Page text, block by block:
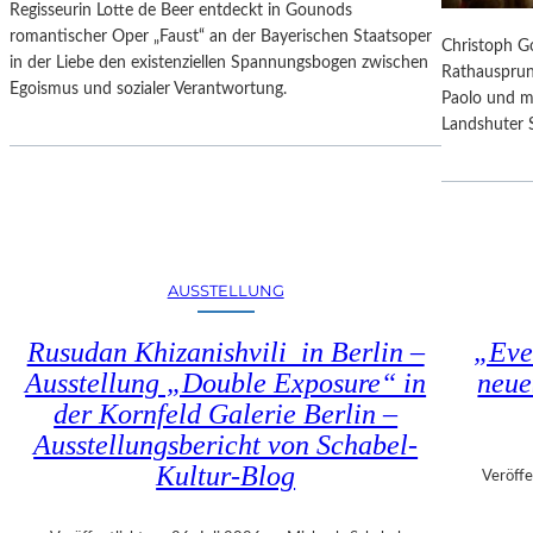
R
E
I
E
E
T
T
E
S
E
K
N
E
G
A
Regisseurin Lotte de Beer entdeckt in Gounods
romantischer Oper „Faust“ an der Bayerischen Staatsoper
in der Liebe den existenziellen Spannungsbogen zwischen
Egoismus und sozialer Verantwortung.
Christoph
Paolo und
Landshuter
AUSSTELLUNG
Rusudan Khizanishvili in Berlin –
Ausstellung „Double Exposure“ in
der Kornfeld Galerie Berlin –
Ausstellungsbericht von Schabel-
Kultur-Blog